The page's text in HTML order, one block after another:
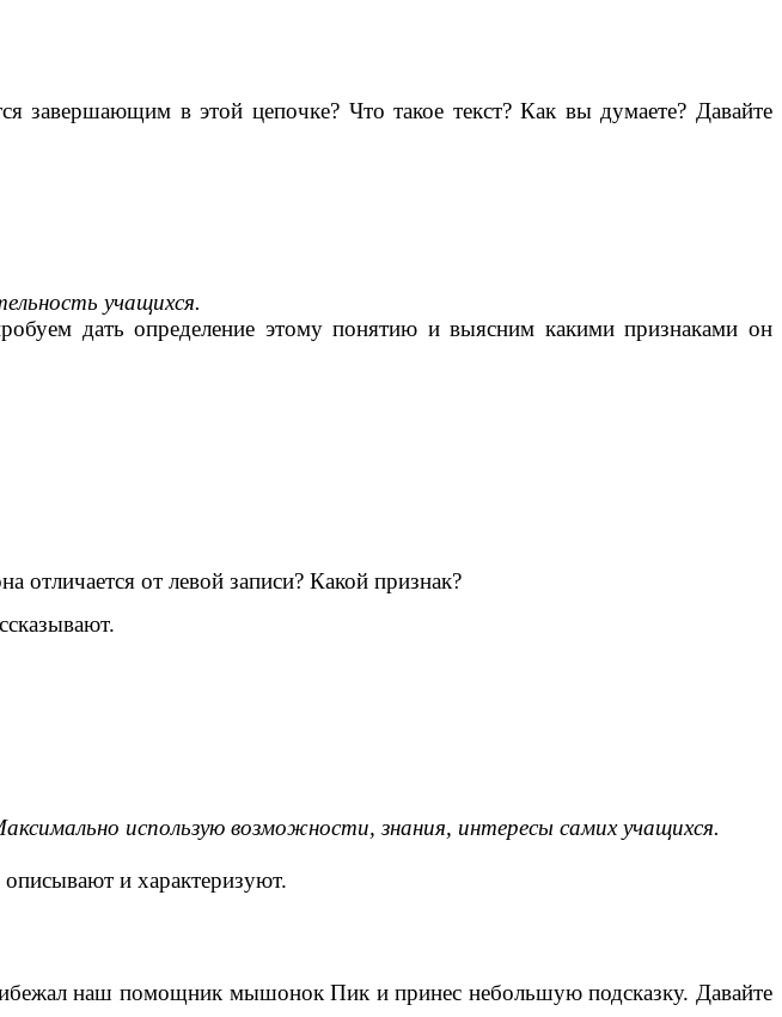
завершающим в этой цепочке? Что такое текст? Как вы думаете? Давайте
учащихся.
дать определение этому понятию и выясним какими признаками он
отличается от левой записи? Какой признак?
использую возможности, знания, интересы самих учащихся.
и характеризуют.
наш помощник мышонок Пик и принес небольшую подсказку. Давайте